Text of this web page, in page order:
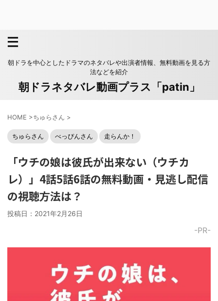
朝ドラを中心としたドラマのネタバレや出演者情報、無料動画を見る方
法などを紹介
朝ドラネタバレ動画プラス「patin」
HOME >ちゅらさん >
ちゅらさん べっぴんさん 走らんか！
「ウチの娘は彼氏が出来ない（ウチカ
レ）」4話5話6話の無料動画・見逃し配信
の視聴方法は？
投稿日： 2021年2月26日
-PR-